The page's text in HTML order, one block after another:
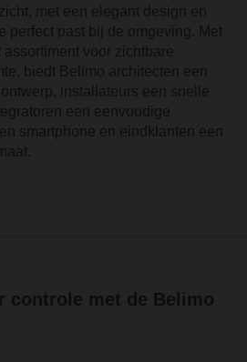
met een elegant design en
perfect past bij de omgeving. Met
voor zichtbare
biedt Belimo architecten een
installateurs een snelle
een eenvoudige
smartphone en eindklanten een
controle met de Belimo